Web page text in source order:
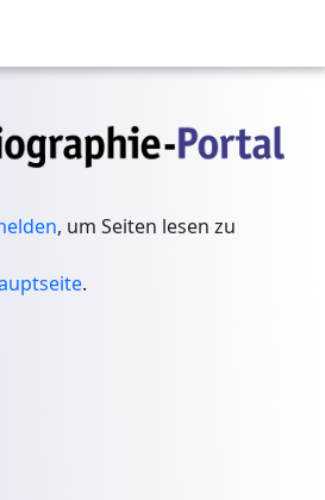
, um Seiten lesen zu
.